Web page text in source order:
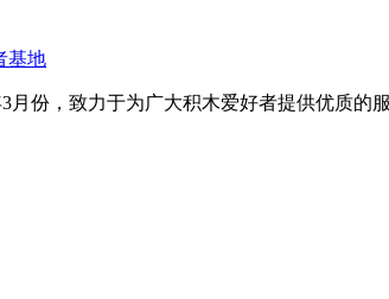
月份，致力于为广大积木爱好者提供优质的